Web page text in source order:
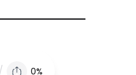
/ 0%